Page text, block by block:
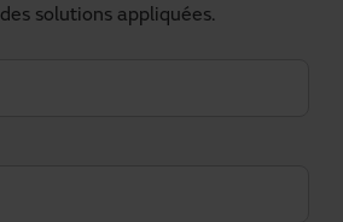
solutions appliquées.